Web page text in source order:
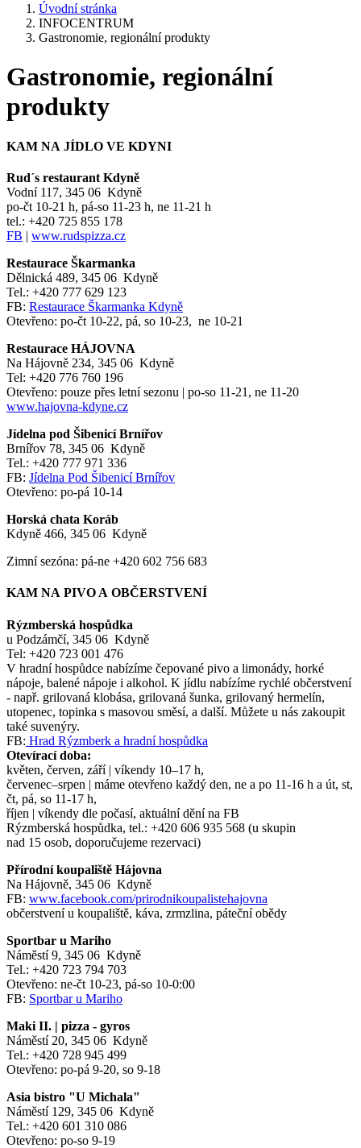
Úvodní stránka
INFOCENTRUM
Gastronomie, regionální produkty
Gastronomie, regionální
produkty
KAM NA JÍDLO VE KDYNI
Rud´s restaurant Kdyně
Vodní 117, 345 06 Kdyně
po-čt 10-21 h, pá-so 11-23 h, ne 11-21 h
tel.: +420 725 855 178
FB | www.rudspizza.cz
Restaurace Škarmanka
Dělnická 489, 345 06 Kdyně
Tel.: +420 777 629 123
FB: Restaurace Škarmanka Kdyně
Otevřeno: po-čt 10-22, pá, so 10-23, ne 10-21
Restaurace HÁJOVNA
Na Hájovně 234, 345 06 Kdyně
Tel: +420 776 760 196
Otevřeno: pouze přes letní sezonu | po-so 11-21, ne 11-20
www.hajovna-kdyne.cz
Jídelna pod Šibenicí Brnířov
Brnířov 78, 345 06 Kdyně
Tel.: +420 777 971 336
FB: Jídelna Pod Šibenicí Brnířov
Otevřeno: po-pá 10-14
Horská chata Koráb
Kdyně 466, 345 06 Kdyně
Zimní sezóna: pá-ne +420 602 756 683
KAM NA PIVO A OBČERSTVENÍ
Rýzmberská hospůdka
u Podzámčí, 345 06 Kdyně
Tel: +420 723 001 476
V hradní hospůdce nabízíme čepované pivo a limonády, horké
nápoje, balené nápoje i alkohol. K jídlu nabízíme rychlé občerstvení
- např. grilovaná klobása, grilovaná šunka, grilovaný hermelín,
utopenec, topinka s masovou směsí, a další. Můžete u nás zakoupit
také suvenýry.
FB: Hrad Rýzmberk a hradní hospůdka
Otevírací doba:
květen, červen, září | víkendy 10–17 h,
červenec–srpen | máme otevřeno každý den, ne a po 11-16 h a út, st,
čt, pá, so 11-17 h,
říjen | víkendy dle počasí, aktuální dění na FB
Rýzmberská hospůdka, tel.: +420 606 935 568 (u skupin
nad 15 osob, doporučujeme rezervaci)
Přírodní koupaliště Hájovna
Na Hájovně, 345 06 Kdyně
FB: www.facebook.com/prirodnikoupalistehajovna
občerstvení u koupaliště, káva, zrmzlina, páteční obědy
Sportbar u Mariho
Náměstí 9, 345 06 Kdyně
Tel.: +420 723 794 703
Otevřeno: ne-čt 10-23, pá-so 10-0:00
FB: Sportbar u Mariho
Maki II. | pizza - gyros
Náměstí 20, 345 06 Kdyně
Tel.: +420 728 945 499
Otevřeno: po-pá 9-20, so 9-18
Asia bistro "U Michala"
Náměstí 129, 345 06 Kdyně
Tel.: +420 601 310 086
Otevřeno: po-so 9-19